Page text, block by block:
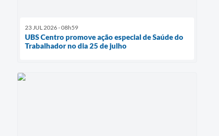
23 JUL 2026 - 08h59
UBS Centro promove ação especial de Saúde do
Trabalhador no dia 25 de julho